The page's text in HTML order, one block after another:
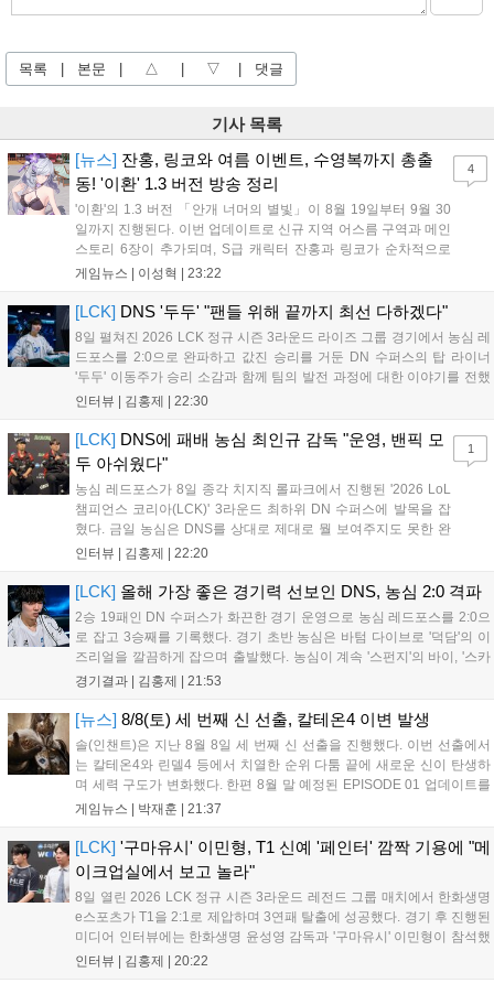
목록 본문 △ ▽ 댓글
기사 목록
[뉴스] 잔홍, 링코와 여름 이벤트, 수영복까지 총출
동! '이환' 1.3 버전 방송 정리
'이환'의 1.3 버전 「안개 너머의 별빛」이 8월 19일부터 9월 30
일까지 진행된다. 이번 업데이트로 신규 지역 어스름 구역과 메인
스토리 6장이 추가되며, S급 캐릭터 잔홍과 링코가 순차적으로
등장한다. 여름 시즌을 맞아 비치발리볼, 수상 오토바이 등 다채
의성도 강화된다. 8월 11일까지 사용 가능한 교환 코드 3종이 제
공되며, 상세 일정은 공식 채널을 통해 확인할 수 있다....
게임뉴스 | 이성혁 | 23:22
4
[LCK] DNS '두두' "팬들 위해 끝까지 최선 다하겠다"
8일 펼쳐진 2026 LCK 정규 시즌 3라운드 라이즈 그룹 경기에서 농심 레
드포스를 2:0으로 완파하고 값진 승리를 거둔 DN 수퍼스의 탑 라이너
'두두' 이동주가 승리 소감과 함께 팀의 발전 과정에 대한 이야기를 전했
다. 먼저 오랜만의 2:0 완승에 대해 '두두'는 "진짜 오랜만에 거둔 2:0 승
인터뷰 | 김홍제 | 22:30
[LCK] DNS에 패배 농심 최인규 감독 "운영, 밴픽 모
두 아쉬웠다"
농심 레드포스가 8일 종각 치지직 롤파크에서 진행된 '2026 LoL
챔피언스 코리아(LCK)' 3라운드 최하위 DN 수퍼스에 발목을 잡
혔다. 금일 농심은 DNS를 상대로 제대로 뭘 보여주지도 못한 완
패를 당하고 말았다. 이하 농심 레드포스 최인규 감독과 '리헨즈'
인규 감독 : 모든 경...
인터뷰 | 김홍제 | 22:20
1
[LCK] 올해 가장 좋은 경기력 선보인 DNS, 농심 2:0 격파
2승 19패인 DN 수퍼스가 화끈한 경기 운영으로 농심 레드포스를 2:0으
로 잡고 3승째를 기록했다. 경기 초반 농심은 바텀 다이브로 '덕담'의 이
즈리얼을 깔끔하게 잡으며 출발했다. 농심이 계속 '스펀지'의 바이, '스카
웃'의 신드라가 맹활약하며 초반부터 잡은 주도권을 계속 잘 굴렸다.
었...
경기결과 | 김홍제 | 21:53
[뉴스] 8/8(토) 세 번째 신 선출, 칼테온4 이변 발생
솔(인챈트)은 지난 8월 8일 세 번째 신 선출을 진행했다. 이번 선출에서
는 칼테온4와 린델4 등에서 치열한 순위 다툼 끝에 새로운 신이 탄생하
며 세력 구도가 변화했다. 한편 8월 말 예정된 EPISODE 01 업데이트를
통해 월드 콘텐츠가 추가될 예정이며, 이를 통해 추후 주신 및 절대신에
더욱 가속화될 전망이다....
게임뉴스 | 박재훈 | 21:37
[LCK] '구마유시' 이민형, T1 신예 '페인터' 깜짝 기용에 "메
이크업실에서 보고 놀라"
8일 열린 2026 LCK 정규 시즌 3라운드 레전드 그룹 매치에서 한화생명
e스포츠가 T1을 2:1로 제압하며 3연패 탈출에 성공했다. 경기 후 진행된
미디어 인터뷰에는 한화생명 윤성영 감독과 '구마유시' 이민형이 참석했
다. 먼저 승리 소감에 대해 윤성영 감독은 "오랜만에 승리해 기분이 좋고,
인터뷰 | 김홍제 | 20:22